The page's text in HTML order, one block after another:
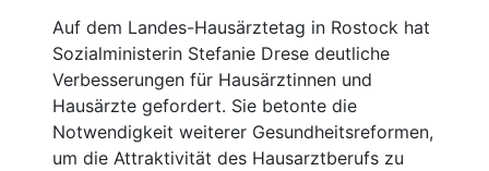
Auf dem Landes-Hausärztetag in Rostock hat
Sozialministerin Stefanie Drese deutliche
Verbesserungen für Hausärztinnen und
Hausärzte gefordert. Sie betonte die
Notwendigkeit weiterer Gesundheitsreformen,
um die Attraktivität des Hausarztberufs zu